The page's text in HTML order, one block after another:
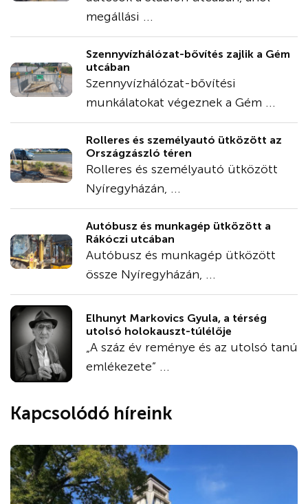
megállási ...
Szennyvízhálózat-bővítés zajlik a Gém
utcában
Szennyvízhálózat-bővítési
munkálatokat végeznek a Gém ...
Rolleres és személyautó ütközött az
Országzászló téren
Rolleres és személyautó ütközött
Nyíregyházán, ...
Autóbusz és munkagép ütközött a
Rákóczi utcában
Autóbusz és munkagép ütközött
össze Nyíregyházán, ...
Elhunyt Markovics Gyula, a térség
utolsó holokauszt-túlélője
„A száz év reménye és az utolsó tanú
emlékezete” ...
Kapcsolódó híreink